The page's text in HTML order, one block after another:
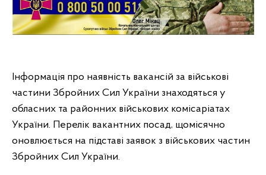
Інформація про наявність вакансій за військові
частини Збройних Сил України знаходяться у
обласних та районних військових комісаріатах
України. Перелік вакантних посад, щомісячно
оновлюється на підставі заявок з військових частин
Збройних Сил України.